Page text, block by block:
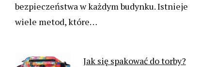
bezpieczeństwa w każdym budynku. Istnieje
wiele metod, które…
Jak się spakować do torby?